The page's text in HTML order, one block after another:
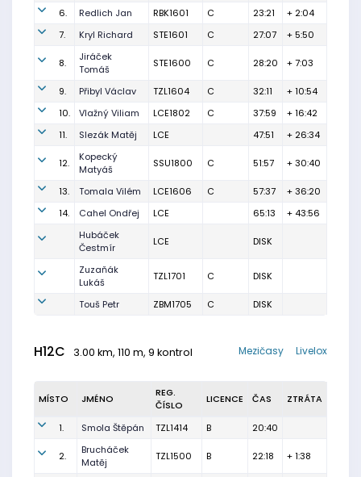
6.
Redlich Jan RBK1601 C 23:21
+ 2:04
7.
Kryl Richard STE1601 C 27:07 + 5:50
8.
Jiráček
Tomáš
STE1600 C 28:20 + 7:03
9. Přibyl Václav TZL1604 C 32:11
+ 10:54
10.
Vlažný Viliam LCE1802 C 37:59
+ 16:42
11.
Slezák Matěj LCE 47:51 + 26:34
12.
Kopecký
Matyáš
SSU1800 C 51:57 + 30:40
13. Tomala Vilém LCE1606 C 57:37
+ 36:20
14.
Cahel Ondřej LCE 65:13
+ 43:56
Hubáček
Čestmír
LCE DISK
Zuzaňák
Lukáš
TZL1701 C DISK
Touš Petr ZBM1705 C DISK
H12C 3.00 km, 110 m, 9 kontrol Livelox
Mezičasy
MÍSTO JMÉNO
REG.
ČÍSLO
LICENCE ČAS ZTRÁTA
1. Smola Štěpán TZL1414 B 20:40
2.
Brucháček
Matěj
TZL1500 B 22:18 + 1:38